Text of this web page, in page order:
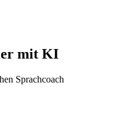
mit KI
Sprachcoach